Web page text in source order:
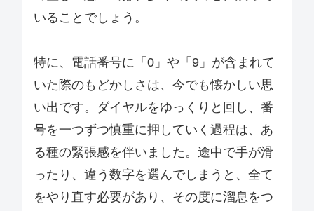
いることでしょう。
特に、電話番号に「0」や「9」が含まれて
いた際のもどかしさは、今でも懐かしい思
い出です。ダイヤルをゆっくりと回し、番
号を一つずつ慎重に押していく過程は、あ
る種の緊張感を伴いました。途中で手が滑
ったり、違う数字を選んでしまうと、全て
をやり直す必要があり、その度に溜息をつ